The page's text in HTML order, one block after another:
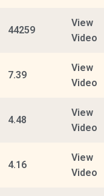
44259
View
Video
7.39
View
Video
4.48
View
Video
4.16
View
Video